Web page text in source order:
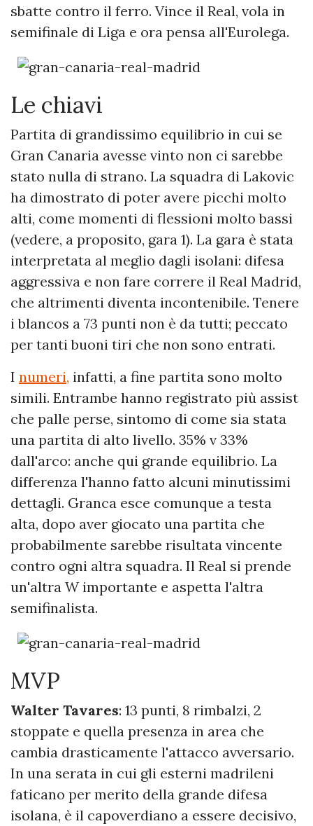
sbatte contro il ferro. Vince il Real, vola in
semifinale di Liga e ora pensa all'Eurolega.
Le chiavi
Partita di grandissimo equilibrio in cui se
Gran Canaria avesse vinto non ci sarebbe
stato nulla di strano. La squadra di Lakovic
ha dimostrato di poter avere picchi molto
alti, come momenti di flessioni molto bassi
(vedere, a proposito, gara 1). La gara è stata
interpretata al meglio dagli isolani: difesa
aggressiva e non fare correre il Real Madrid,
che altrimenti diventa incontenibile. Tenere
i blancos a 73 punti non è da tutti; peccato
per tanti buoni tiri che non sono entrati.
I numeri, infatti, a fine partita sono molto
simili. Entrambe hanno registrato più assist
che palle perse, sintomo di come sia stata
una partita di alto livello. 35% v 33%
dall'arco: anche qui grande equilibrio. La
differenza l'hanno fatto alcuni minutissimi
dettagli. Granca esce comunque a testa
alta, dopo aver giocato una partita che
probabilmente sarebbe risultata vincente
contro ogni altra squadra. Il Real si prende
un'altra W importante e aspetta l'altra
semifinalista.
MVP
Walter Tavares: 13 punti, 8 rimbalzi, 2
stoppate e quella presenza in area che
cambia drasticamente l'attacco avversario.
In una serata in cui gli esterni madrileni
faticano per merito della grande difesa
isolana, è il capoverdiano a essere decisivo,